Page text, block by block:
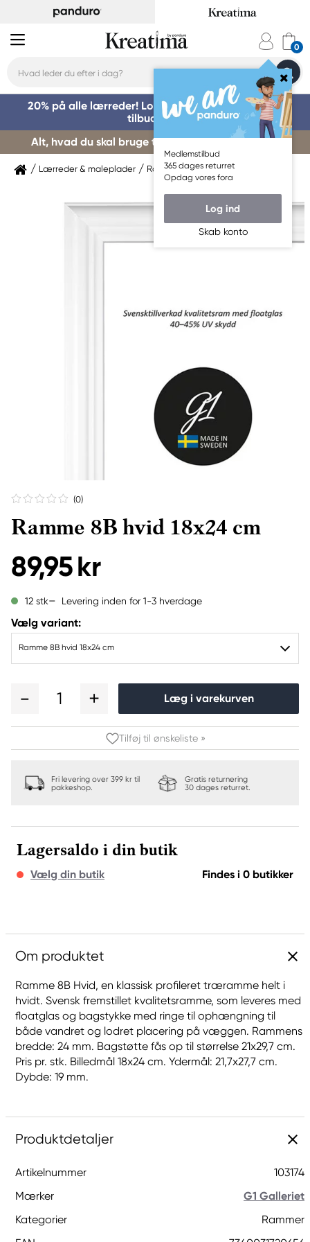
Medlemstilbud
365 dages returret
Opdag vores fora
Log ind
Skab konto
20% på alle lærreder! Log på for at benytte dig af
tilbuddet »
Alt, hvad du skal bruge til kursusstart – køb her »
Lærreder & maleplader Rammer Billedrammer
(0)
Ramme 8B hvid 18x24 cm
89,95 kr
12 stk Levering inden for 1-3 hverdage
Vælg variant:
Ramme 8B hvid 18x24 cm
1 Læg i varekurven
Tilføj til ønskeliste »
Fri levering over 399 kr til
pakkeshop.
Gratis returnering
30 dages returret.
Lagersaldo i din butik
Vælg din butik Findes i 0 butikker
Om produktet
Ramme 8B Hvid, en klassisk profileret træramme helt i
hvidt. Svensk fremstillet kvalitetsramme, som leveres med
floatglas og bagstykke med ringe til ophængning til
både vandret og lodret placering på væggen. Rammens
bredde: 24 mm. Bagstøtte fås op til størrelse 21x29,7 cm.
Pris pr. stk. Billedmål 18x24 cm. Ydermål: 21,7x27,7 cm.
Dybde: 19 mm.
Produktdetaljer
Artikelnummer
103174
Mærker
G1 Galleriet
Kategorier
Rammer